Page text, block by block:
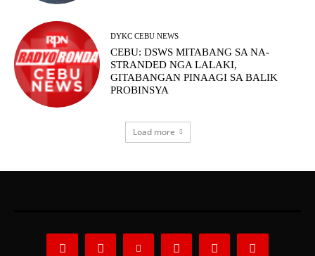
DYKC CEBU NEWS
CEBU: DSWS MITABANG SA NA-
STRANDED NGA LALAKI,
GITABANGAN PINAAGI SA BALIK
PROBINSYA
Load more